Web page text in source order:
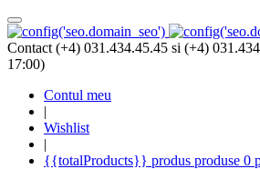
Contact (+4) 031.434.45.45 si (+4)
17:00)
Contul meu
|
Wishlist
|
{{totalProducts}} produs produse 0